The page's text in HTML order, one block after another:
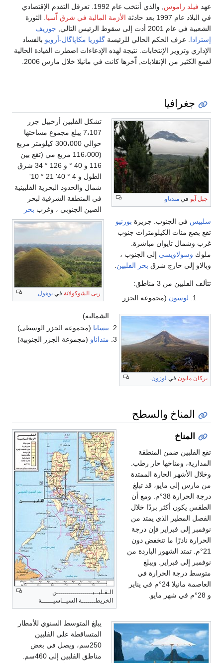
عهد فيلد راموس
, والذي أنتخب عام 1992. تعرقل التقدم الإقتصادي
في البلاد عام 1997 بعد حادثة
الأزمة المالية في شرق اّسيا . الثورة
الشعبية في عام 2001 أدت إلى سقوط الرئيس التالي,
جوزيف
إسترادا . عرف الحكم الحالي للرئيسة گلوريا مكاپاگال-أرويو بالفساد
الإداري وتزوير الإنتخابات. نتيجة لهذه الإدعاءات اضطرت القيادة الحالية
لقمع الكثير من الإنقلابات, اّخرها كانت في مانيلا خلال مارس 2006.
جغرافيا
جبل آپو في مندناو.
ربى الشوكولاتة في بوهول.
بركان مايون في لوزون.
تشكل الفلبين أرخبيل جزر
7،107 يبلغ مجموع مساحتها
حوالي 300،000 كيلومتر مربع
(116،000 مربع مي (تقع بين
116 و 40 ° و 126 ° 34 شرق
الطول و 4 ° 40' 21 ° 10'
شمال والحدود البحرية الفلبينية
في المنطقة الشرقية لبحر
الصين الجنوبي ، وغرب بحر
سلبيس في الجنوب. جزيرة بورنيو
تقع بضع مئات الكيلومترات جنوب
غرب وشمال تايوان مباشرة.
ملوك وسولاويسي إلى الجنوب ،
وبالاو إلى خارج شرق بحر الفلبين.
تتألف الفلبين من 3 مناطق:
لوسون (مجموعة الجزر
الشمالية)
بيسايا (مجموعة الجزر الوسطى)
منداناو (مجموعة الجزر الجنوبية)
المناخ والسطح
الـفـلبــيــــــــــــــــــن
الخريطـــــــة السيــاسيــــــة
المناخ
تقع الفلبين ضمن المنطقة
المدارية، ومناخها حار رطب.
وخلال الأشهر الحارة الممتدة
من مارس إلى مايو، قد تبلغ
درجة الحرارة 38°م. ومع أن
الطقس يكون أكثر بردًا خلال
الفصل المطير الذي يمتد من
نوفمبر إلى فبراير فإن درجة
الحرارة نادرًا ما تنخفض دون
21°م. تمتد الشهور الباردة من
نوفمبر إلى فبراير. ويبلغ
متوسط درجة الحرارة في
العاصمة مانيلا 24°م في يناير
و 28°م في شهر مايو.
يبلغ المتوسط السنوي للأمطار
المتساقطة على الفلبين
250سم، ويصل في بعض
مناطق الفلبين إلى 460سم.